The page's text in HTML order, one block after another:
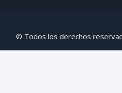
© Todos los derechos